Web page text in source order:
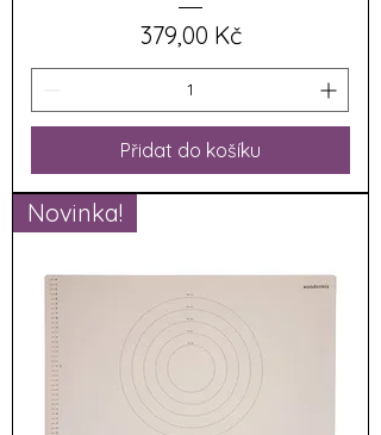
Cena
379,00 Kč
Přidat do košíku
Novinka!